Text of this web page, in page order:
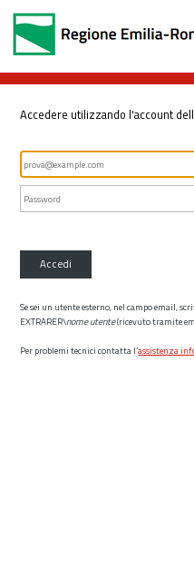
Accedere utilizzando l'account
Accedi
Se sei un utente esterno, nel campo email,
EXTRARER\nome utente(ricevuto tramite
Per problemi tecnici contatta l’assistenza